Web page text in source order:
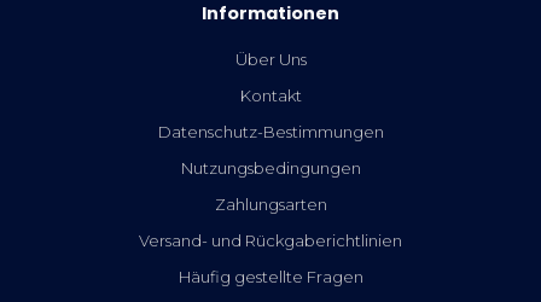
Informationen
Über Uns
Kontakt
Datenschutz-Bestimmungen
Nutzungsbedingungen
Zahlungsarten
Versand- und Rückgaberichtlinien
Häufig gestellte Fragen